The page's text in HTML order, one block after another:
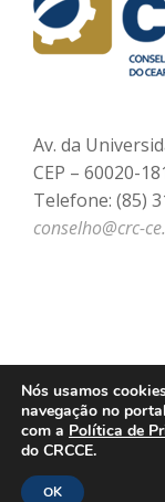
Av. da
CEP – 60020-
Telefone: (85)
conselho@crc-
Nós usamos
navegação no
com a Política de
do CRCCE.
OK